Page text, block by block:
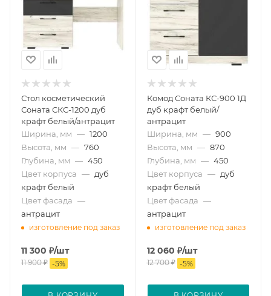
Стол косметический
Соната СКС-1200 дуб
крафт белый/антрацит
Ширина, мм — 1200
Высота, мм — 760
Глубина, мм — 450
Цвет корпуса — дуб
крафт белый
Цвет фасада —
антрацит
изготовление под заказ
11 300 ₽/шт
11 900₽ -5%
Комод Соната КС-900 1Д
дуб крафт белый/
антрацит
Ширина, мм — 900
Высота, мм — 870
Глубина, мм — 450
Цвет корпуса — дуб
крафт белый
Цвет фасада —
антрацит
изготовление под заказ
12 060 ₽/шт
12 700₽ -5%